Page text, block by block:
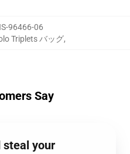
96466-06
Triplets バッグ,
Say
steal your